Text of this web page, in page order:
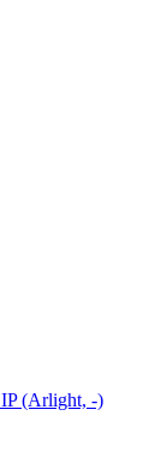
(Arlight, -)